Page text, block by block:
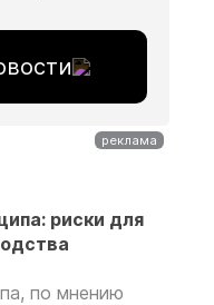
риски для
по мнению